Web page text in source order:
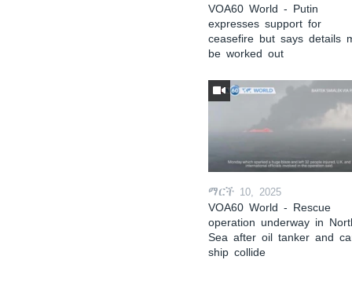
VOA60 World - Putin
expresses support for
ceasefire but says details
be worked out
ማርች 10, 2025
VOA60 World - Rescue
operation underway in
Sea after oil tanker and
ship collide